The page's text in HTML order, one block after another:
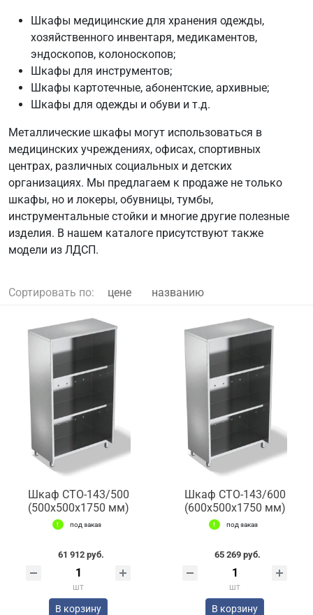
Шкафы медицинские для хранения одежды,
хозяйственного инвентаря, медикаментов,
эндоскопов, колоноскопов;
Шкафы для инструментов;
Шкафы картотечные, абонентские, архивные;
Шкафы для одежды и обуви и т.д.
Металлические шкафы могут использоваться в
медицинских учреждениях, офисах, спортивных
центрах, различных социальных и детских
организациях. Мы предлагаем к продаже не только
шкафы, но и локеры, обувницы, тумбы,
инструментальные стойки и многие другие полезные
изделия. В нашем каталоге присутствуют также
модели из ЛДСП.
Сортировать по: цене названию
Шкаф СТО-143/500
(500x500x1750 мм)
под заказ
61 912 руб.
шт
В корзину
Шкаф СТО-143/600
(600x500x1750 мм)
под заказ
65 269 руб.
шт
В корзину